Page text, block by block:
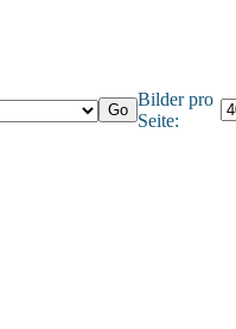
Bilder pro
Seite: